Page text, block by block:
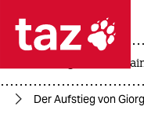
 taz
krieg in der
Der Aufstieg von